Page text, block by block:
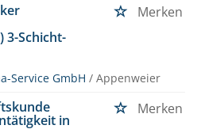
3-Schicht-
Merken
Service GmbH / Appenweier
in
Merken